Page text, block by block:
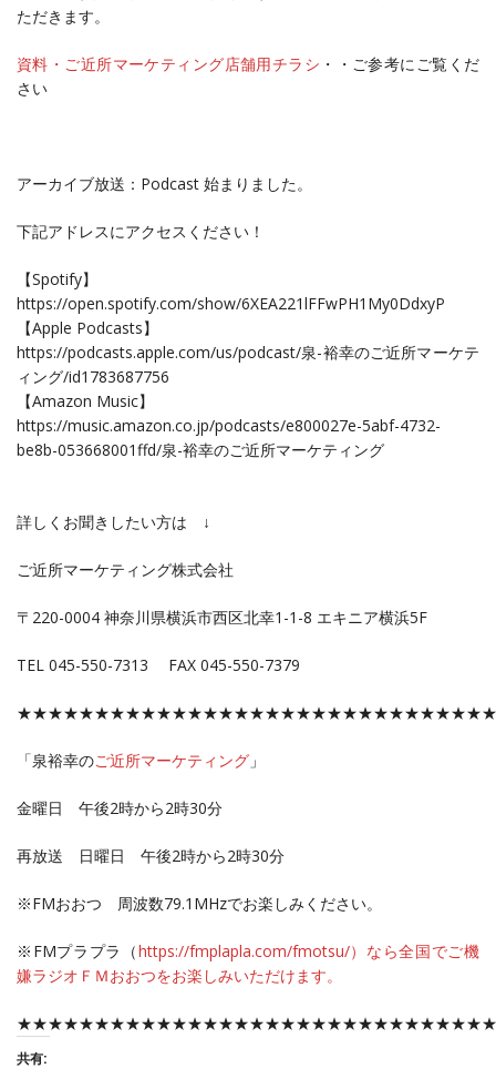
ただきます。
資料・ご近所マーケティング店舗用チラシ ・・ご参考にご覧くだ
さい
アーカイブ放送：Podcast 始まりました。
下記アドレスにアクセスください！
【Spotify】
https://open.spotify.com/show/6XEA221lFFwPH1My0DdxyP
【Apple Podcasts】
https://podcasts.apple.com/us/podcast/泉-裕幸のご近所マーケテ
ィング/id1783687756
【Amazon Music】
https://music.amazon.co.jp/podcasts/e800027e-5abf-4732-
be8b-053668001ffd/泉-裕幸のご近所マーケティング
詳しくお聞きしたい方は ↓
ご近所マーケティング株式会社
〒220-0004 神奈川県横浜市西区北幸1-1-8 エキニア横浜5F
TEL 045-550-7313 FAX 045-550-7379
「泉裕幸のご近所マーケティング 」
金曜日 午後2時から2時30分
再放送 日曜日 午後2時から2時30分
※FMおおつ 周波数79.1MHzでお楽しみください。
※FMプラプラ（https://fmplapla.com/fmotsu/）なら全国でご機
嫌ラジオＦＭおおつをお楽しみいただけます。
共有: